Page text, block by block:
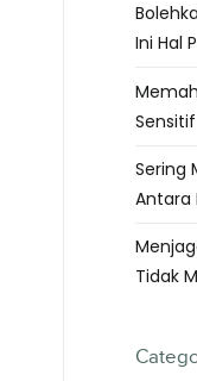
Ini Hal
Sensitif
Sering
Antara
Tidak